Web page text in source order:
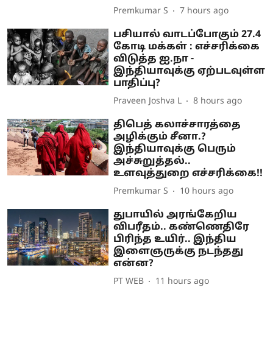
Premkumar S 7 hours ago
பசியால் வாடப்போகும் 27.4
கோடி மக்கள் : எச்சரிக்கை
விடுத்த ஐ.நா -
இந்தியாவுக்கு ஏற்படவுள்ள
பாதிப்பு?
Praveen Joshva L 8 hours ago
திபெத் கலாச்சாரத்தை
அழிக்கும் சீனா.?
இந்தியாவுக்கு பெரும்
அச்சுறுத்தல்..
உளவுத்துறை எச்சரிக்கை!!
Premkumar S 10 hours ago
துபாயில் அரங்கேறிய
விபரீதம்.. கண்ணெதிரே
பிரிந்த உயிர்.. இந்திய
இளைஞருக்கு நடந்தது
என்ன?
PT WEB 11 hours ago